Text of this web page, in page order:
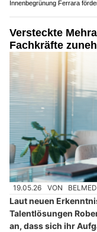
Innenbegrünung Ferrara
Versteckte
Fachkräfte
19.05.26 VON
Laut neuen
Talentlösungen
an, dass sich ihr